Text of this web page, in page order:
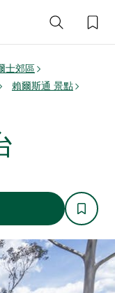
士郊區
賴爾斯通 景點